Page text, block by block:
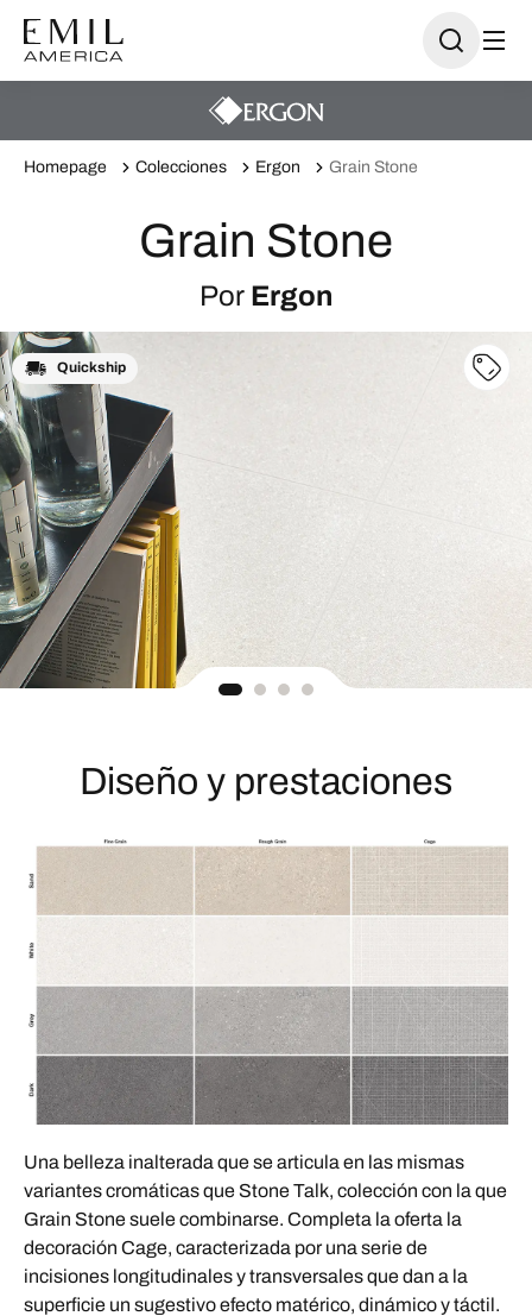
Homepage Colecciones Ergon Grain Stone
Grain Stone
Por Ergon
Quickship
Diseño y prestaciones
Una belleza inalterada que se articula en las mismas
variantes cromáticas que Stone Talk, colección con la que
Grain Stone suele combinarse. Completa la oferta la
decoración Cage, caracterizada por una serie de
incisiones longitudinales y transversales que dan a la
superficie un sugestivo efecto matérico, dinámico y táctil.